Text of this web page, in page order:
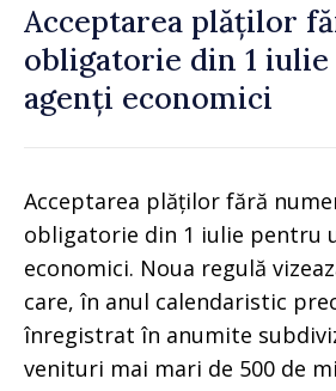
Acceptarea plăților
obligatorie din 1
agenți economici
Acceptarea plăților fără
obligatorie din 1 iulie pentru
economici. Noua regulă
care, în anul calendaristic
înregistrat în anumite
venituri mai mari de 500 de